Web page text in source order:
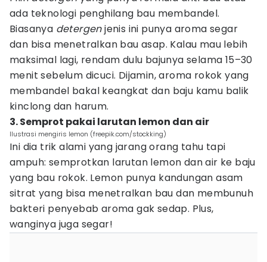
ada teknologi penghilang bau membandel.
Biasanya detergenjenis ini punya aroma segar
dan bisa menetralkan bau asap. Kalau mau lebih
maksimal lagi, rendam dulu bajunya selama 15–30
menit sebelum dicuci. Dijamin, aroma rokok yang
membandel bakal keangkat dan baju kamu balik
kinclong dan harum.
3. Semprot pakai larutan lemon dan air
Ilustrasi mengiris lemon (freepik.com/stockking)
Ini dia trik alami yang jarang orang tahu tapi
ampuh: semprotkan larutan lemon dan air ke baju
yang bau rokok. Lemon punya kandungan asam
sitrat yang bisa menetralkan bau dan membunuh
bakteri penyebab aroma gak sedap. Plus,
wanginya juga segar!